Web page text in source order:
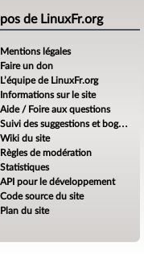
de LinuxFr.org
Mentions légales
Faire un don
L’équipe de LinuxFr.org
Informations sur le site
Aide / Foire aux questions
Suivi des suggestions et bogues
Wiki du site
Règles de modération
Statistiques
API pour le développement
Code source du site
Plan du site